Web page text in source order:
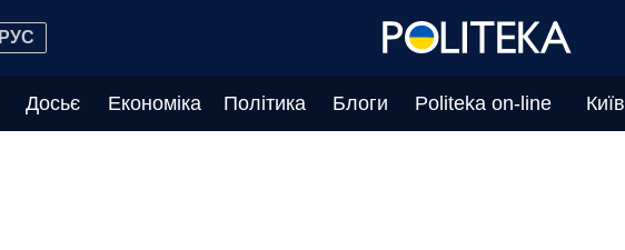
РУС
Досьє Економіка Політика Блоги Politeka on-line Київ